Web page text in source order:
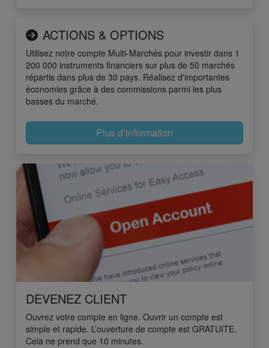
ACTIONS & OPTIONS
Utilisez notre compte Multi-Marchés pour investir dans 1
200 000 instruments financiers sur plus de 50 marchés
répartis dans plus de 30 pays. Réalisez d'importantes
économies grâce à des commissions parmi les plus
basses du marché.
Plus d’information
DEVENEZ CLIENT
Ouvrez votre compte en ligne. Ouvrir un compte est
simple et rapide. L’ouverture de compte est GRATUITE.
Cela ne prend que 10 minutes.